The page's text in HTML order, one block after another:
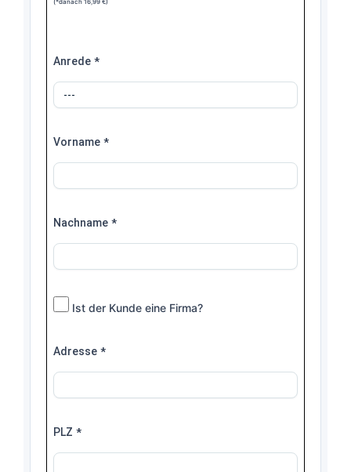
(*danach 16,99 €)
Anrede *
Vorname *
Nachname *
Ist der Kunde eine Firma?
Adresse *
PLZ *